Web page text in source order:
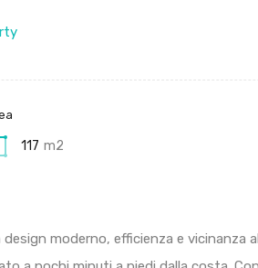
117 m2
moderno, efficienza e vicinanza